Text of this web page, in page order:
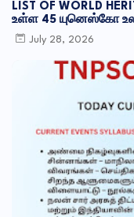
LIST OF WORLD
உள்ள 45 யுனெஸ்கோ
July 28, 2026